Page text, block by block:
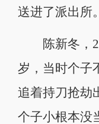
送进了派出所。
陈新冬，
岁，当时个子
追着持刀抢劫
个子小根本没